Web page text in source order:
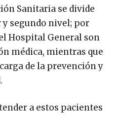
Sanitaria se divide
segundo nivel; por
Hospital General son
médica, mientras que
de la prevención y
a estos pacientes